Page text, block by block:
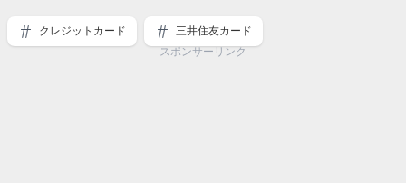
クレジットカード
三井住友カード
スポンサーリンク